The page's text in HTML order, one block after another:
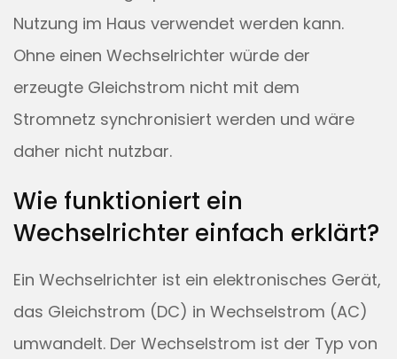
Nutzung im Haus verwendet werden kann.
Ohne einen Wechselrichter würde der
erzeugte Gleichstrom nicht mit dem
Stromnetz synchronisiert werden und wäre
daher nicht nutzbar.
Wie funktioniert ein
Wechselrichter einfach erklärt?
Ein Wechselrichter ist ein elektronisches Gerät,
das Gleichstrom (DC) in Wechselstrom (AC)
umwandelt. Der Wechselstrom ist der Typ von